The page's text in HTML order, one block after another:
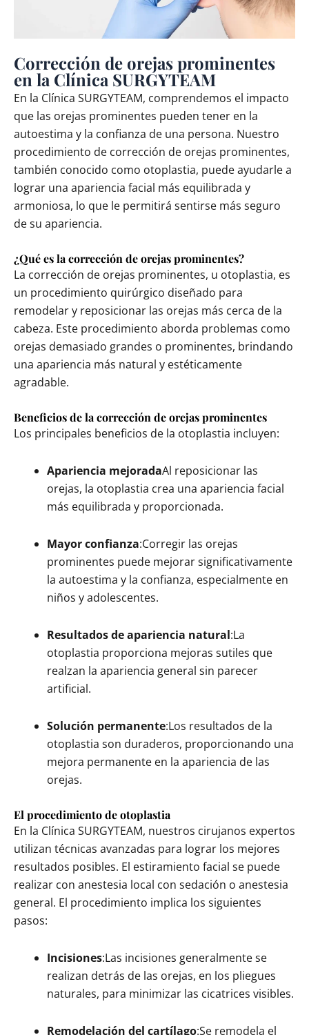
Corrección de orejas prominentes
en la Clínica SURGYTEAM
En la Clínica SURGYTEAM, comprendemos el impacto
que las orejas prominentes pueden tener en la
autoestima y la confianza de una persona. Nuestro
procedimiento de corrección de orejas prominentes,
también conocido como otoplastia, puede ayudarle a
lograr una apariencia facial más equilibrada y
armoniosa, lo que le permitirá sentirse más seguro
de su apariencia.
¿Qué es la corrección de orejas prominentes?
La corrección de orejas prominentes, u otoplastia, es
un procedimiento quirúrgico diseñado para
remodelar y reposicionar las orejas más cerca de la
cabeza. Este procedimiento aborda problemas como
orejas demasiado grandes o prominentes, brindando
una apariencia más natural y estéticamente
agradable.
Beneficios de la corrección de orejas prominentes
Los principales beneficios de la otoplastia incluyen:
Apariencia mejoradaAl reposicionar las
orejas, la otoplastia crea una apariencia facial
más equilibrada y proporcionada.
Mayor confianza:Corregir las orejas
prominentes puede mejorar significativamente
la autoestima y la confianza, especialmente en
niños y adolescentes.
Resultados de apariencia natural:La
otoplastia proporciona mejoras sutiles que
realzan la apariencia general sin parecer
artificial.
Solución permanente:Los resultados de la
otoplastia son duraderos, proporcionando una
mejora permanente en la apariencia de las
orejas.
El procedimiento de otoplastia
En la Clínica SURGYTEAM, nuestros cirujanos expertos
utilizan técnicas avanzadas para lograr los mejores
resultados posibles. El estiramiento facial se puede
realizar con anestesia local con sedación o anestesia
general. El procedimiento implica los siguientes
pasos:
Incisiones:Las incisiones generalmente se
realizan detrás de las orejas, en los pliegues
naturales, para minimizar las cicatrices visibles.
Remodelación del cartílago:Se remodela el